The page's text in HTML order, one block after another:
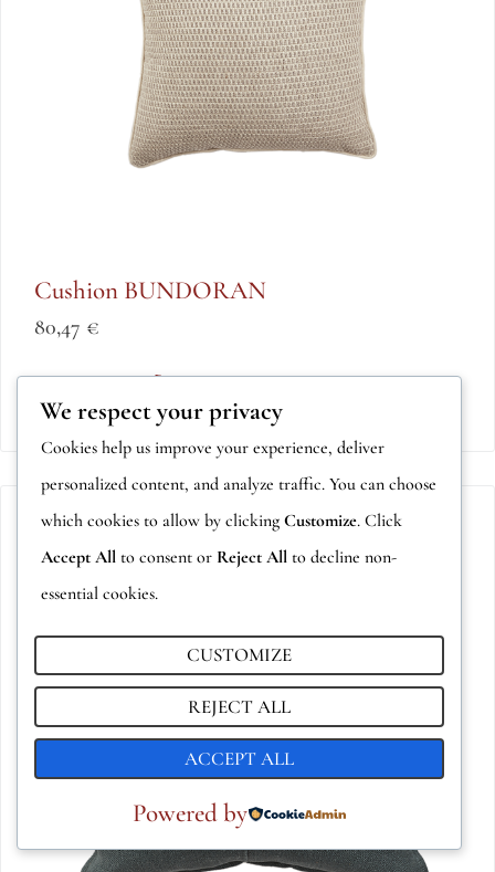
Cushion BUNDORAN
80,47 €
AÑADIR AL CARRITO
We respect your privacy
Cookies help us improve your experience, deliver
personalized content, and analyze traffic. You can choose
which cookies to allow by clicking Customize. Click
Accept All to consent or Reject All to decline non-
essential cookies.
CUSTOMIZE
REJECT ALL
ACCEPT ALL
Powered by